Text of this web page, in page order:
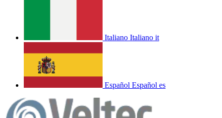
Italiano Italiano it
Español Español es